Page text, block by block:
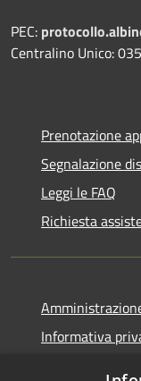
PEC:
Centralino Unico:
Prenotazione
Segnalazione
Leggi le FAQ
Richiesta
Informativa